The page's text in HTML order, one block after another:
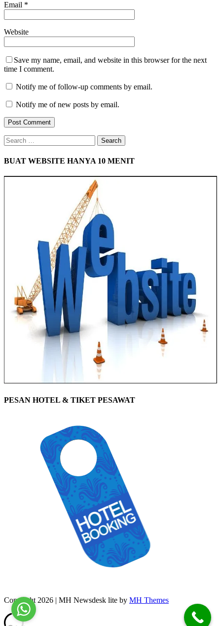
Email *
Website
Save my name, email, and website in this browser for the next
time I comment.
Notify me of follow-up comments by email.
Notify me of new posts by email.
Search
for:
BUAT WEBSITE HANYA 10 MENIT
PESAN HOTEL & TIKET PESAWAT
Copyright 2026 | MH Newsdesk lite by MH Themes